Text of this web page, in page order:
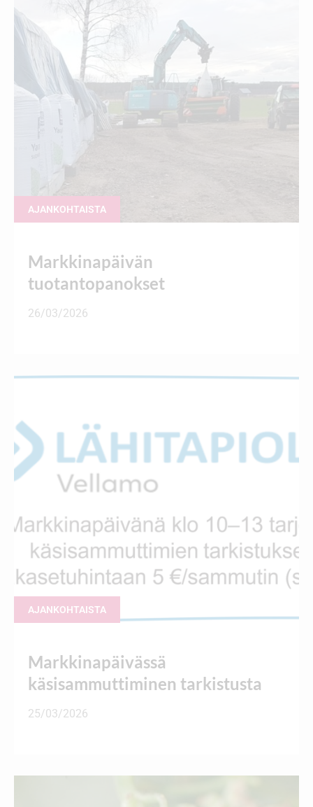
AJANKOHTAISTA
Markkinapäivän
tuotantopanokset
26/03/2026
AJANKOHTAISTA
Markkinapäivässä
käsisammuttiminen tarkistusta
25/03/2026